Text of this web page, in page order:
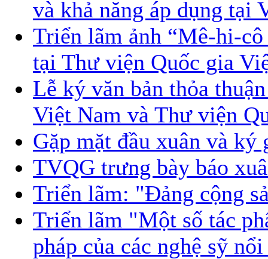
và khả năng áp dụng tại
Triển lãm ảnh “Mê-hi-
tại Thư viện Quốc gia
Lễ ký văn bản thỏa
Việt Nam và Thư viện
Gặp mặt đầu xuân và
TVQG trưng bày báo
Triển lãm: "Đảng cộng
Triển lãm "Một số tác
pháp của các nghệ sỹ